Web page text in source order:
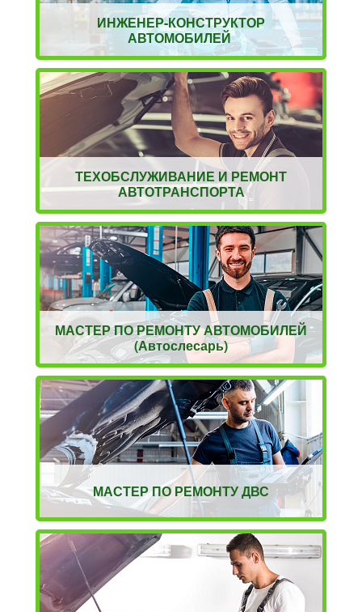
ИНЖЕНЕР-КОНСТРУКТОР
АВТОМОБИЛЕЙ
ТЕХОБСЛУЖИВАНИЕ И РЕМОНТ
АВТОТРАНСПОРТА
МАСТЕР ПО РЕМОНТУ АВТОМОБИЛЕЙ
(Автослесарь)
МАСТЕР ПО РЕМОНТУ ДВС